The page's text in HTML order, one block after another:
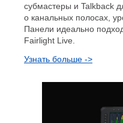
субмастеры и Talkback
о канальных полосах,
Панели идеально
Fairlight Live.
Узнать больше ->